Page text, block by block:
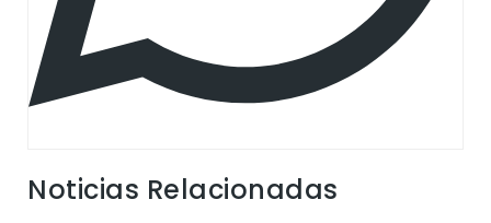
Noticias Relacionadas